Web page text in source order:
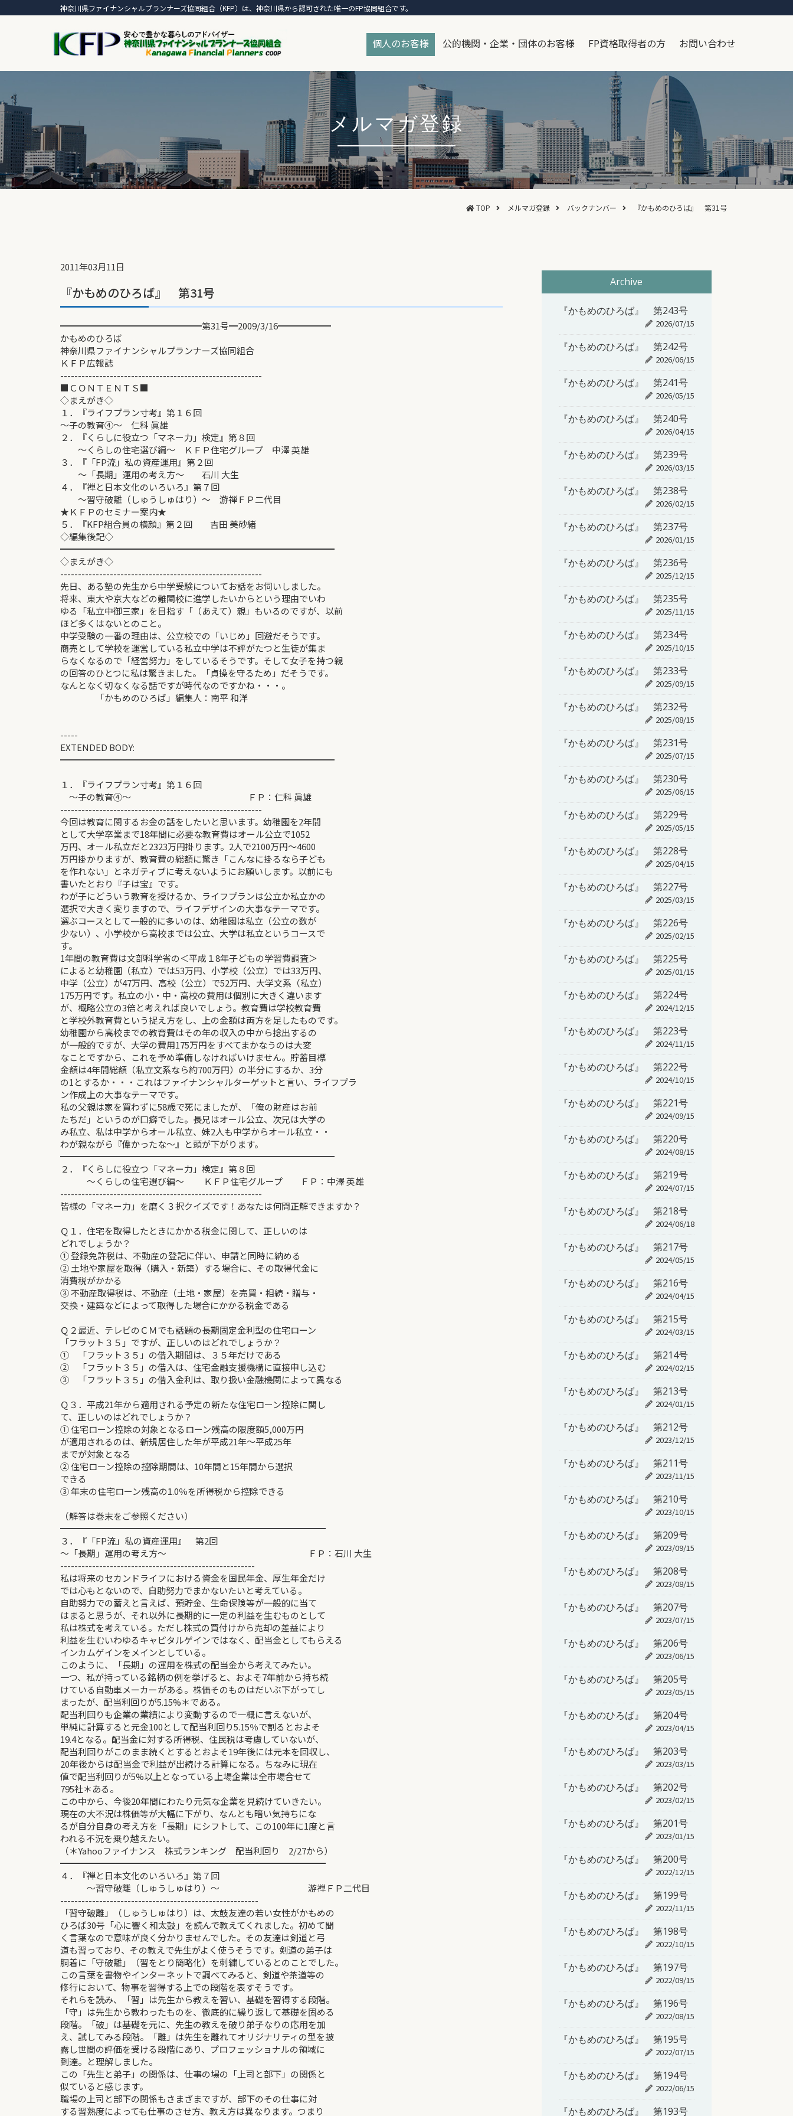
神奈川県ファイナンシャルプランナーズ協同組合（KFP）は、神奈川県から認可された唯一のFP協同組合です。
個人のお客様 公的機関・企業・団体のお客様 FP資格取得者の方 お問い合わせ
メルマガ登録
TOP メルマガ登録 バックナンバー 『かもめのひろば』 第31号
2011年03月11日
『かもめのひろば』 第31号
━━━━━━━━━━━━━━━━第31号━2009/3/16━━━━━━
かもめのひろば
神奈川県ファイナンシャルプランナーズ協同組合
ＫＦＰ広報誌
---------------------------------------------------------
■ＣＯＮＴＥＮＴＳ■
◇まえがき◇
１．『ライフプラン寸考』第１６回
～子の教育④～ 仁科 眞雄
２．『くらしに役立つ「マネー力」検定』第８回
～くらしの住宅選び編～ ＫＦＰ住宅グループ 中澤 英雄
３．『「FP流」私の資産運用』第２回
～「長期」運用の考え方～ 石川 大生
４．『禅と日本文化のいろいろ』第７回
～習守破離（しゅうしゅはり）～ 游禅ＦＰ二代目
★ＫＦＰのセミナー案内★
５．『KFP組合員の横顔』第２回 吉田 美砂緒
◇編集後記◇
━━━━━━━━━━━━━━━━━━━━━━━━━━━━━━━
◇まえがき◇
---------------------------------------------------------
先日、ある塾の先生から中学受験についてお話をお伺いしました。
将来、東大や京大などの難関校に進学したいからという理由でいわ
ゆる「私立中御三家」を目指す「（あえて）親」もいるのですが、以前
ほど多くはないとのこと。
中学受験の一番の理由は、公立校での「いじめ」回避だそうです。
商売として学校を運営している私立中学は不評がたつと生徒が集ま
らなくなるので「経営努力」をしているそうです。そして女子を持つ親
の回答のひとつに私は驚きました。「貞操を守るため」だそうです。
なんとなく切なくなる話ですが時代なのですかね・・・。
「かもめのひろば」編集人：南平 和洋
-----
EXTENDED BODY:
━━━━━━━━━━━━━━━━━━━━━━━━━━━━━━━
１．『ライフプラン寸考』第１６回
～子の教育④～ ＦＰ：仁科 眞雄
---------------------------------------------------------
今回は教育に関するお金の話をしたいと思います。幼稚園を2年間
として大学卒業まで18年間に必要な教育費はオール公立で1052
万円、オール私立だと2323万円掛ります。2人で2100万円～4600
万円掛かりますが、教育費の総額に驚き「こんなに掛るなら子ども
を作れない」とネガティブに考えないようにお願いします。以前にも
書いたとおり『子は宝』です。
わが子にどういう教育を授けるか、ライフプランは公立か私立かの
選択で大きく変りますので、ライフデザインの大事なテーマです。
選ぶコースとして一般的に多いのは、幼稚園は私立（公立の数が
少ない）、小学校から高校までは公立、大学は私立というコースで
す。
1年間の教育費は文部科学省の＜平成１8年子どもの学習費調査＞
によると幼稚園（私立）では53万円、小学校（公立）では33万円、
中学（公立）が47万円、高校（公立）で52万円、大学文系（私立）
175万円です。私立の小・中・高校の費用は個別に大きく違います
が、概略公立の3倍と考えれば良いでしょう。教育費は学校教育費
と学校外教育費という捉え方をし、上の金額は両方を足したものです。
幼稚園から高校までの教育費はその年の収入の中から捻出するの
が一般的ですが、大学の費用175万円をすべてまかなうのは大変
なことですから、これを予め準備しなければいけません。貯蓄目標
金額は4年間総額（私立文系なら約700万円）の半分にするか、3分
の1とするか・・・これはファイナンシャルターゲットと言い、ライフプラ
ン作成上の大事なテーマです。
私の父親は家を買わずに58歳で死にましたが、「俺の財産はお前
たちだ」というのが口癖でした。長兄はオール公立、次兄は大学の
み私立、私は中学からオール私立、妹2人も中学からオール私立・・
わが親ながら『偉かったな～』と頭が下がります。
━━━━━━━━━━━━━━━━━━━━━━━━━━━━━━━
２．『くらしに役立つ「マネー力」検定』第８回
～くらしの住宅選び編～ ＫＦＰ住宅グループ ＦＰ：中澤 英雄
---------------------------------------------------------
皆様の「マネー力」を磨く３択クイズです！あなたは何問正解できますか？
Ｑ１．住宅を取得したときにかかる税金に関して、正しいのは
どれでしょうか？
① 登録免許税は、不動産の登記に伴い、申請と同時に納める
② 土地や家屋を取得（購入・新築）する場合に、その取得代金に
消費税がかかる
③ 不動産取得税は、不動産（土地・家屋）を売買・相続・贈与・
交換・建築などによって取得した場合にかかる税金である
Ｑ２最近、テレビのＣＭでも話題の長期固定金利型の住宅ローン
「フラット３５」ですが、正しいのはどれでしょうか？
① 「フラット３５」の借入期間は、３５年だけである
② 「フラット３５」の借入は、住宅金融支援機構に直接申し込む
③ 「フラット３５」の借入金利は、取り扱い金融機関によって異なる
Ｑ３．平成21年から適用される予定の新たな住宅ローン控除に関し
て、正しいのはどれでしょうか？
① 住宅ローン控除の対象となるローン残高の限度額5,000万円
が適用されるのは、新規居住した年が平成21年～平成25年
までが対象となる
② 住宅ローン控除の控除期間は、10年間と15年間から選択
できる
③ 年末の住宅ローン残高の1.0％を所得税から控除できる
（解答は巻末をご参照ください）
━━━━━━━━━━━━━━━━━━━━━━━━━━━━━━
３．『「FP流」私の資産運用』 第2回
～「長期」運用の考え方～ ＦＰ：石川 大生
-------------------------------------------------------
私は将来のセカンドライフにおける資金を国民年金、厚生年金だけ
では心もとないので、自助努力でまかないたいと考えている。
自助努力での蓄えと言えば、預貯金、生命保険等が一般的に当て
はまると思うが、それ以外に長期的に一定の利益を生むものとして
私は株式を考えている。ただし株式の買付けから売却の差益により
利益を生むいわゆるキャピタルゲインではなく、配当金としてもらえる
インカムゲインをメインとしている。
このように、「長期」の運用を株式の配当金から考えてみたい。
一つ、私が持っている銘柄の例を挙げると、およそ7年前から持ち続
けている自動車メーカーがある。株価そのものはだいぶ下がってし
まったが、配当利回りが5.15%＊である。
配当利回りも企業の業績により変動するので一概に言えないが、
単純に計算すると元金100として配当利回り5.15％で割るとおよそ
19.4となる。配当金に対する所得税、住民税は考慮していないが、
配当利回りがこのまま続くとするとおよそ19年後には元本を回収し、
20年後からは配当金で利益が出続ける計算になる。ちなみに現在
値で配当利回りが5%以上となっている上場企業は全市場合せて
795社＊ある。
この中から、今後20年間にわたり元気な企業を見続けていきたい。
現在の大不況は株価等が大幅に下がり、なんとも暗い気持ちにな
るが自分自身の考え方を「長期」にシフトして、この100年に1度と言
われる不況を乗り越えたい。
（＊Yahooファイナンス 株式ランキング 配当利回り 2/27から）
━━━━━━━━━━━━━━━━━━━━━━━━━━━━━━
４．『禅と日本文化のいろいろ』第７回
～習守破離（しゅうしゅはり）～ 游禅ＦＰ二代目
--------------------------------------------------------
「習守破離」（しゅうしゅはり）は、太鼓友達の若い女性がかもめの
ひろば30号「心に響く和太鼓」を読んで教えてくれました。初めて聞
く言葉なので意味が良く分かりませんでした。その友達は剣道と弓
道も習っており、その教えで先生がよく使うそうです。剣道の弟子は
胴着に「守破離」（習をとり簡略化）を刺繍しているとのことでした。
この言葉を書物やインターネットで調べてみると、剣道や茶道等の
修行において、物事を習得する上での段階を表すそうです。
それらを読み、「習」は先生から教えを習い、基礎を習得する段階。
「守」は先生から教わったものを、徹底的に繰り返して基礎を固める
段階。「破」は基礎を元に、先生の教えを破り弟子なりの応用を加
え、試してみる段階。「離」は先生を離れてオリジナリティの型を披
露し世間の評価を受ける段階にあり、プロフェッショナルの領域に
到達。と理解しました。
この「先生と弟子」の関係は、仕事の場の「上司と部下」の関係と
似ていると感じます。
職場の上司と部下の関係もさまざまですが、部下のその仕事に対
する習熟度によっても仕事のさせ方、教え方は異なります。つまり
Archive
『かもめのひろば』 第243号
2026/07/15
『かもめのひろば』 第242号
2026/06/15
『かもめのひろば』 第241号
2026/05/15
『かもめのひろば』 第240号
2026/04/15
『かもめのひろば』 第239号
2026/03/15
『かもめのひろば』 第238号
2026/02/15
『かもめのひろば』 第237号
2026/01/15
『かもめのひろば』 第236号
2025/12/15
『かもめのひろば』 第235号
2025/11/15
『かもめのひろば』 第234号
2025/10/15
『かもめのひろば』 第233号
2025/09/15
『かもめのひろば』 第232号
2025/08/15
『かもめのひろば』 第231号
2025/07/15
『かもめのひろば』 第230号
2025/06/15
『かもめのひろば』 第229号
2025/05/15
『かもめのひろば』 第228号
2025/04/15
『かもめのひろば』 第227号
2025/03/15
『かもめのひろば』 第226号
2025/02/15
『かもめのひろば』 第225号
2025/01/15
『かもめのひろば』 第224号
2024/12/15
『かもめのひろば』 第223号
2024/11/15
『かもめのひろば』 第222号
2024/10/15
『かもめのひろば』 第221号
2024/09/15
『かもめのひろば』 第220号
2024/08/15
『かもめのひろば』 第219号
2024/07/15
『かもめのひろば』 第218号
2024/06/18
『かもめのひろば』 第217号
2024/05/15
『かもめのひろば』 第216号
2024/04/15
『かもめのひろば』 第215号
2024/03/15
『かもめのひろば』 第214号
2024/02/15
『かもめのひろば』 第213号
2024/01/15
『かもめのひろば』 第212号
2023/12/15
『かもめのひろば』 第211号
2023/11/15
『かもめのひろば』 第210号
2023/10/15
『かもめのひろば』 第209号
2023/09/15
『かもめのひろば』 第208号
2023/08/15
『かもめのひろば』 第207号
2023/07/15
『かもめのひろば』 第206号
2023/06/15
『かもめのひろば』 第205号
2023/05/15
『かもめのひろば』 第204号
2023/04/15
『かもめのひろば』 第203号
2023/03/15
『かもめのひろば』 第202号
2023/02/15
『かもめのひろば』 第201号
2023/01/15
『かもめのひろば』 第200号
2022/12/15
『かもめのひろば』 第199号
2022/11/15
『かもめのひろば』 第198号
2022/10/15
『かもめのひろば』 第197号
2022/09/15
『かもめのひろば』 第196号
2022/08/15
『かもめのひろば』 第195号
2022/07/15
『かもめのひろば』 第194号
2022/06/15
『かもめのひろば』 第193号